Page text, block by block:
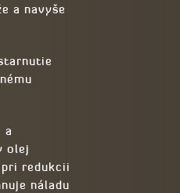
a navyše
a
olej
redukcii
náladu